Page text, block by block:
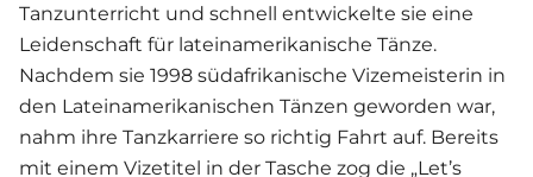
Tanzunterricht und schnell entwickelte sie eine
Leidenschaft für lateinamerikanische Tänze.
Nachdem sie 1998 südafrikanische Vizemeisterin in
den Lateinamerikanischen Tänzen geworden war,
nahm ihre Tanzkarriere so richtig Fahrt auf. Bereits
mit einem Vizetitel in der Tasche zog die „Let’s